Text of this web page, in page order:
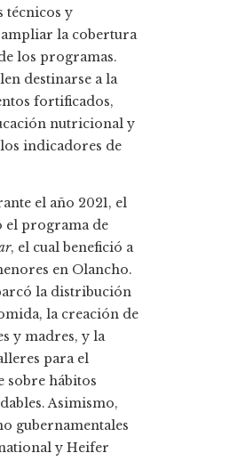
técnicos y
la cobertura
los programas.
destinarse a la
fortificados,
nutricional y
indicadores de
el año 2021, el
el programa de
, el cual benefició a
en Olancho.
la distribución
la creación de
y madres, y la
para el
sobre hábitos
Asimismo,
gubernamentales
y Heifer